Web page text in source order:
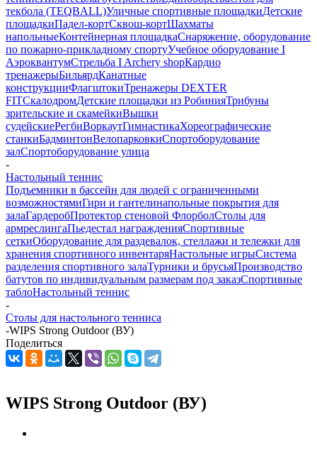
текбола (TEQBALL)Уличные спортивные площадкиДетские
площадкиПадел-кортСквош-кортШахматы
напольныеКонтейнерная площадкаСнаряжение, оборудование
по пожарно-прикладному спортуУчебное оборудование I
АэроквантумСтрельба I Archery shopКардио
тренажерыБильярдКанатные
конструкцииФлагштокиТренажеры DEXTER
FITСкалодромДетские площадки из РобинияТрибуны
зрительские и скамейкиВышки
судейскиеРегбиВоркаутГимнастикаХореографические
станкиБадминтонВелопарковкиСпортоборудование
залСпортоборудование улица
-
Настольный теннис
Подъемники в бассейн для людей с ограниченными
возможностямиГири и гантелинапольные покрытия для
залаГардеробПротектор стеновой ФлорболСтолы для
армреслингаПьедестал награжденияСпортивные
сеткиОборудование для раздевалок, стеллажи и тележки для
хранения спортивного инвентаряНастольные игрыСистема
разделения спортивного залаТурники и брусьяПроизводство
батутов по индивидуальным размерам под заказСпортивные
таблоНастольный теннис
-
Столы для настольного тенниса
-WIPS Strong Outdoor (ВУ)
Поделиться
WIPS Strong Outdoor (ВУ)